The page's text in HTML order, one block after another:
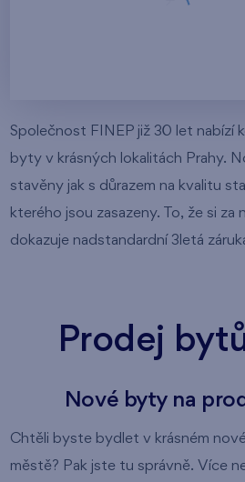
Společnost FINEP již 30 let nabízí
byty v krásných lokalitách Prahy.
stavěny jak s důrazem na kvalitu
kterého jsou zasazeny. To, že si za
dokazuje nadstandardní 3letá
Prodej
Nové byty na
Chtěli byste bydlet v krásném
městě? Pak jste tu správně. Více